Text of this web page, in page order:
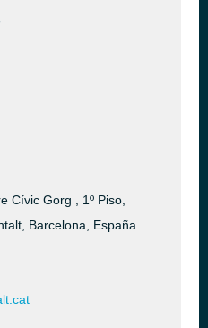
Cívic Gorg , 1º Piso,
Barcelona, España